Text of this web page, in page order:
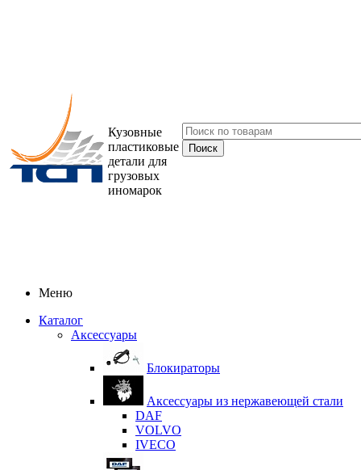
Кузовные
пластиковые
детали для
грузовых
иномарок
Меню
Каталог
Аксессуары
Блокираторы
Аксессуары из нержавеющей стали
DAF
VOLVO
IVECO